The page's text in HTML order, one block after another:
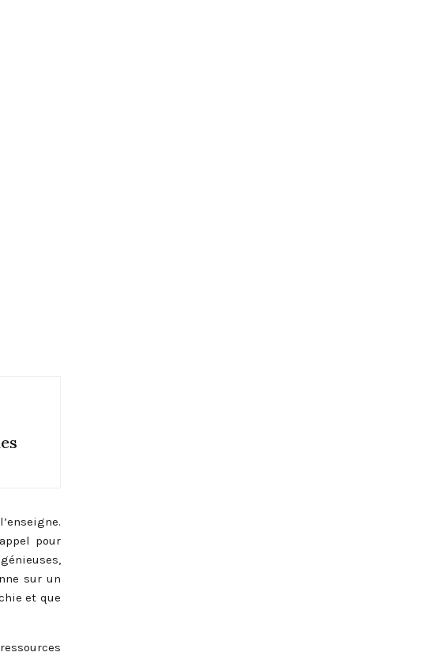
pour
sur un
et que